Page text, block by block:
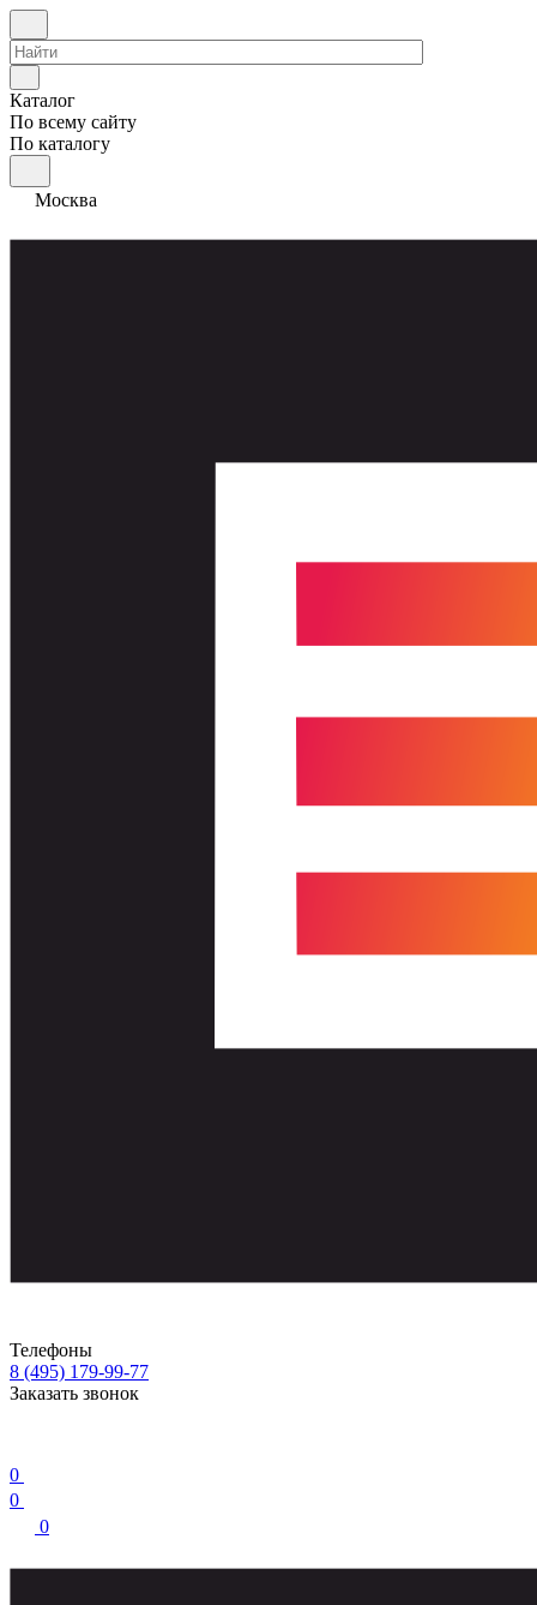
Каталог
По всему сайту
По каталогу
Москва
Телефоны
8 (495) 179-99-77
Заказать звонок
0
0
0